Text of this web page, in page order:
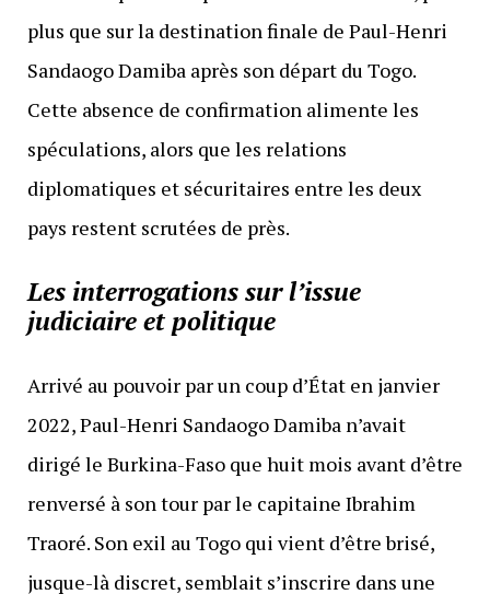
plus que sur la destination finale de Paul-Henri
Sandaogo Damiba après son départ du Togo.
Cette absence de confirmation alimente les
spéculations, alors que les relations
diplomatiques et sécuritaires entre les deux
pays restent scrutées de près.
Les interrogations sur l’issue
judiciaire et politique
Arrivé au pouvoir par un coup d’État en janvier
2022, Paul-Henri Sandaogo Damiba n’avait
dirigé le Burkina-Faso que huit mois avant d’être
renversé à son tour par le capitaine Ibrahim
Traoré. Son exil au Togo qui vient d’être brisé,
jusque-là discret, semblait s’inscrire dans une